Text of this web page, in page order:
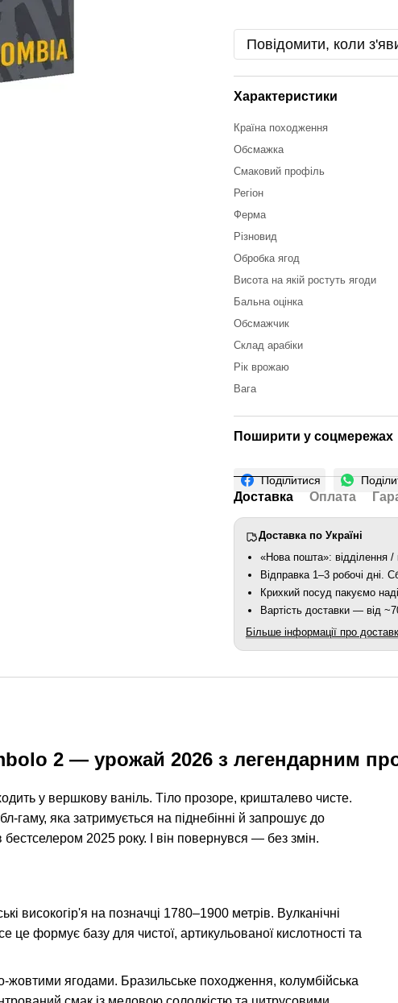
Повідомити, коли
Характеристики
Країна походження
Обсмажка
Смаковий профіль
Регіон
Ферма
Різновид
Обробка ягод
Висота на якій ростуть ягоди
Бальна оцінка
Обсмажчик
Склад арабіки
Рік врожаю
Вага
Поширити у соцмережах
Поділитися
Доставка Оплата
Доставка по Україні
«Нова пошта»: відділення
Відправка 1–3 робочі дні.
Крихкий посуд пакуємо
Вартість доставки — від
Більше інформації про
2 — урожай 2026 з легендарним
у вершкову ваніль. Тіло прозоре, кришталево чисте.
гаму, яка затримується на піднебінні й запрошує до
2025 року. І він повернувся — без змін.
високогір'я на позначці 1780–1900 метрів. Вулканічні
це формує базу для чистої, артикульованої кислотності та
ягодами. Бразильське походження, колумбійська